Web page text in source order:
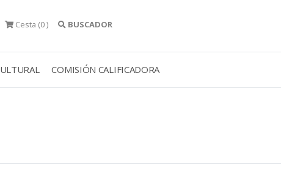
Cesta (0 ) BUSCADOR
COMISIÓN CALIFICADORA